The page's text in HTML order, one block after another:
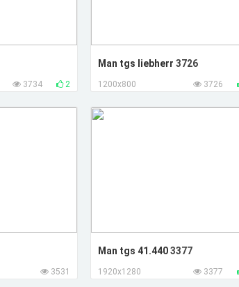
2
3734
Man tgs liebherr 3726
1200x800 3726
3531
Man tgs 41.4403377
1920x1280 3377